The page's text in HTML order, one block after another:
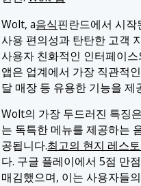
Wolt, a음식핀란드에서 시
사용 편의성과 탄탄한 고객
사용자 친화적인 인터페이
앱은 업계에서 가장 직관적
달 매장 등 유용한 기능을
Wolt의 가장 두드러진 특징
는 독특한 메뉴를 제공하는
공됩니다.최고의 현지 레스
다. 구글 플레이에서 5점 만
매김했으며, 이는 사용자들